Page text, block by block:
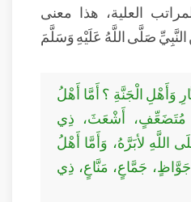
العلية، هذا معنى
صَلَّى اللَّهُ عَلَيْهِ وَسَلَّمَ
وَأَهْلِ الْجَنَّةِ ؟ أَمَّا أَهْلُ
مُتَضَعِّفٍ، أَشْعَثَ، ذِي
لأبَرَّهُ، وَأَمَّا أَهْلُ
جَمَّاعٍ، مَنَّاعٍ، ذِي